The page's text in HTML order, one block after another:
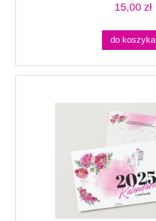
15,00 zł
do koszyka